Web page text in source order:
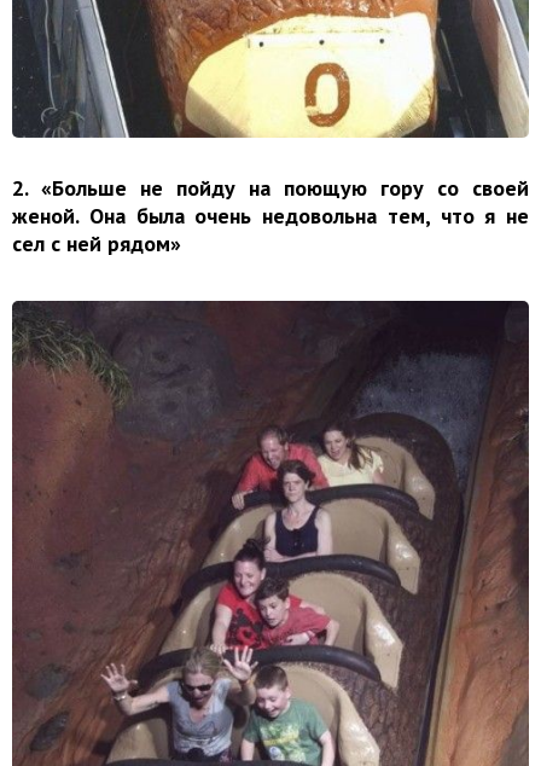
2. «Больше не пойду на поющую гору со своей
женой. Она была очень недовольна тем, что я не
сел с ней рядом»